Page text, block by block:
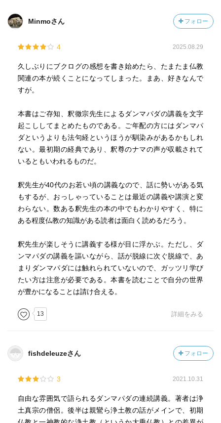
Minmoさん フォロー
4 2025.08.29
久しぶりにブクログの感想を書き始めたら、たまたま仏教
関連の本が続くことになってしまった。まあ、好きなんで
すが。
本書はご存知、釈徹宗先生によるダンマパダの講義を文字
起こししてまとめたものである。ご年配の方にはダンマパ
ダというよりも法句経というほうが馴染みがあるかもしれ
ない。最初期の経典であり、釈尊のナマの声が収載されて
いるともいわれるものだ。
釈先生が40代のお若い頃の講義なので、話に勢いがある気
もするが、おっしゃっていることは最近の講義や講演と変
わらない。数ある釈先生の本の中でもわかりやすく、特に
ある程度仏教の知識がある読者は面白く読めるだろう。
釈先生が楽しそうに講義する様が目に浮かぶ。ただし、ダ
ンマパダの講義を謳いながら、話が脱線に次ぐ脱線で、あ
まりダンマパダには触れられていないので、ガッツリ学び
たい方は注意が必要である。本書を読むことで自分の世界
が豊かになることは請け合える。
13 詳細をみる
fishdeleuzeさん フォロー
3 2021.10.31
自由な雰囲気で語られるダンマパダの連続講義。著者は浄
土真宗の僧侶。後半は親鸞ら浄土教の話がメインで、初期